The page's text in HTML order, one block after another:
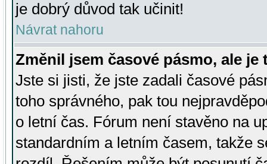
je dobrý důvod tak učinit!
Návrat nahoru
Změnil jsem časové pásmo, ale je
Jste si jisti, že jste zadali časové
toho správného, pak tou
o letní čas. Fórum není stavěno na
standardním a letním časem, takže